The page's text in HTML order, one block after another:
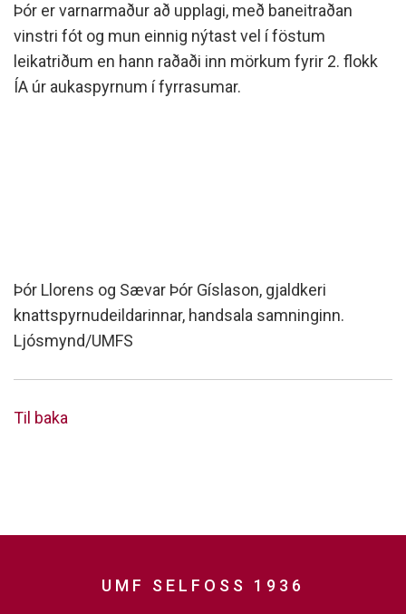
Þór er varnarmaður að upplagi, með baneitraðan
vinstri fót og mun einnig nýtast vel í föstum
leikatriðum en hann raðaði inn mörkum fyrir 2. flokk
ÍA úr aukaspyrnum í fyrrasumar.
Þór Llorens og Sævar Þór Gíslason, gjaldkeri
knattspyrnudeildarinnar, handsala samninginn.
Ljósmynd/UMFS
Til baka
UMF SELFOSS 1936